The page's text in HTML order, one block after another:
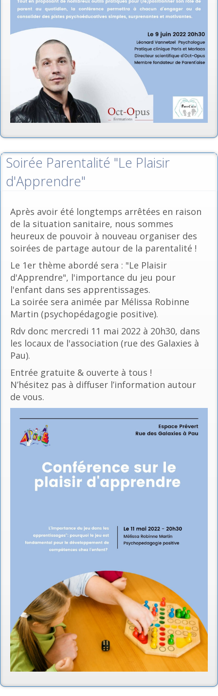
Soirée Parentalité "Le Plaisir
d'Apprendre"
Après avoir été longtemps arrêtées en raison
de la situation sanitaire, nous sommes
heureux de pouvoir à nouveau organiser des
soirées de partage autour de la parentalité !
Le 1er thème abordé sera : "Le Plaisir
d'Apprendre", l'importance du jeu pour
l'enfant dans ses apprentissages.
La soirée sera animée par Mélissa Robinne
Martin (psychopédagogie positive).
Rdv donc mercredi 11 mai 2022 à 20h30, dans
les locaux de l'association (rue des Galaxies à
Pau).
Entrée gratuite & ouverte à tous !
N’hésitez pas à diffuser l’information autour
de vous.